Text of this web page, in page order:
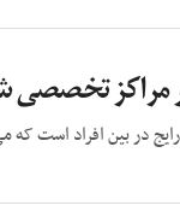
تخصصی
در بین افراد است